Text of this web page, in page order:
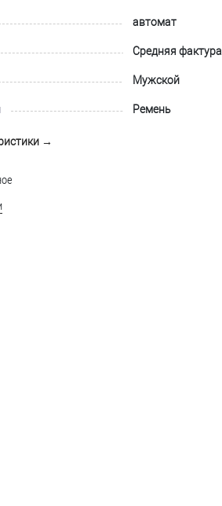
автомат
Средняя фактура
Мужской
Ремень
→